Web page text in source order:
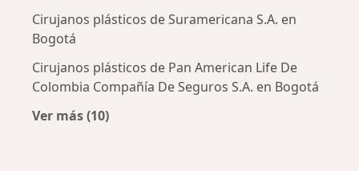
Cirujanos plásticos de Suramericana S.A. en
Bogotá
Cirujanos plásticos de Pan American Life De
Colombia Compañía De Seguros S.A. en Bogotá
Ver más (10)